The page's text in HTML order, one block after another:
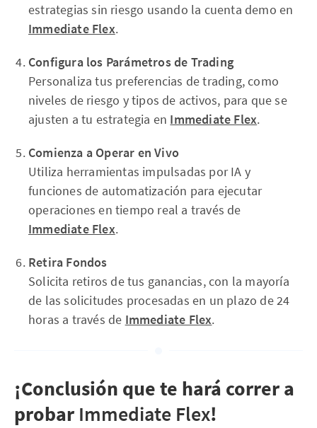
estrategias sin riesgo usando la cuenta demo en
Immediate Flex.
Configura los Parámetros de Trading
Personaliza tus preferencias de trading, como
niveles de riesgo y tipos de activos, para que se
ajusten a tu estrategia en Immediate Flex.
Comienza a Operar en Vivo
Utiliza herramientas impulsadas por IA y
funciones de automatización para ejecutar
operaciones en tiempo real a través de
Immediate Flex.
Retira Fondos
Solicita retiros de tus ganancias, con la mayoría
de las solicitudes procesadas en un plazo de 24
horas a través de Immediate Flex.
¡Conclusión que te hará correr a
probar Immediate Flex!